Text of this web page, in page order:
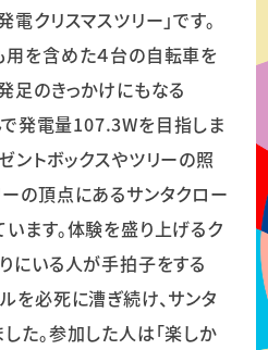
クリスマスツリー」です。
を含めた４台の自転車を
足のきっかけにもなる
で発電量107.3Wを目指しま
ントボックスやツリーの照
の頂点にあるサンタクロー
ます。体験を盛り上げるク
にいる人が手拍子をする
を必死に漕ぎ続け、サンタ
た。参加した人は「楽しか